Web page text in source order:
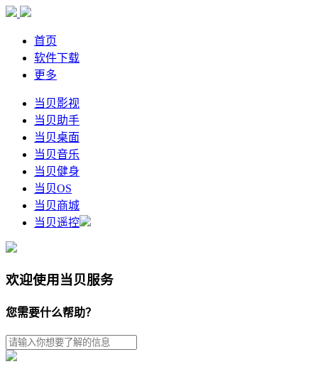
首页
软件下载
更多
当贝影视
当贝助手
当贝桌面
当贝音乐
当贝健身
当贝OS
当贝商城
当贝遥控
欢迎使用当贝服务
您需要什么帮助？